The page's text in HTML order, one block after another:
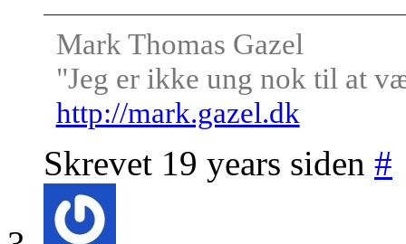
Mark Thomas Gazel
"Jeg er ikke ung nok til at
http://mark.gazel.dk
Skrevet 19 years siden #